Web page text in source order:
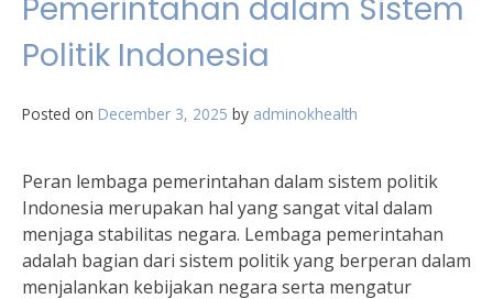
Pemerintahan dalam Sistem
Politik Indonesia
Posted on December 3, 2025 by adminokhealth
Peran lembaga pemerintahan dalam sistem politik
Indonesia merupakan hal yang sangat vital dalam
menjaga stabilitas negara. Lembaga pemerintahan
adalah bagian dari sistem politik yang berperan dalam
menjalankan kebijakan negara serta mengatur